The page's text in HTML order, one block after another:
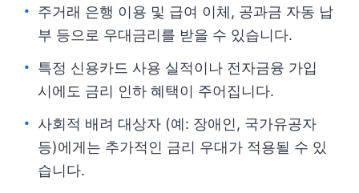
주거래 은행 이용 및 급여 이체, 공과금 자동 납
부 등으로 우대금리를 받을 수 있습니다.
특정 신용카드 사용 실적이나 전자금융 가입
시에도 금리 인하 혜택이 주어집니다.
사회적 배려 대상자 (예: 장애인, 국가유공자
등)에게는 추가적인 금리 우대가 적용될 수 있
습니다.